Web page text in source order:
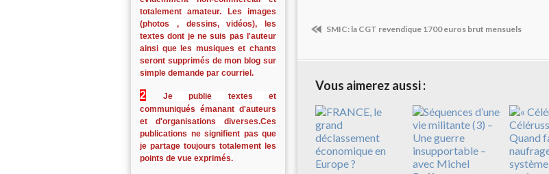
totalement amateur. Les images
(photos , dessins, vidéos), les
textes dont je ne suis pas l'auteur
ainsi que les musiques et chants
seront supprimés de mon blog sur
simple demande par courriel.
2
Je publie textes et
communiqués émanant d'auteurs
et d'organisations diverses.Ces
publications ne signifient pas que
je partage toujours totalement les
points de vue exprimés.
SMIC: la CGT revendique 1700 euros brut mensuels
Vous aimerez aussi :